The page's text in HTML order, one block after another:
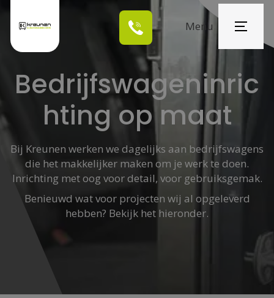
Menu
Oplossingen
Over ons
Projecten
Nieuws
Contact
Vraag offerte
Bedrijfswageninric
hting op maat
Bij Kreunen werken we dagelijks aan bedrijfswagens
die het makkelijker maken om je werk te doen.
Inrichting met oog voor detail, voor gebruiksgemak.
Benieuwd wat voor projecten wij al opgeleverd
hebben? Bekijk het hieronder.